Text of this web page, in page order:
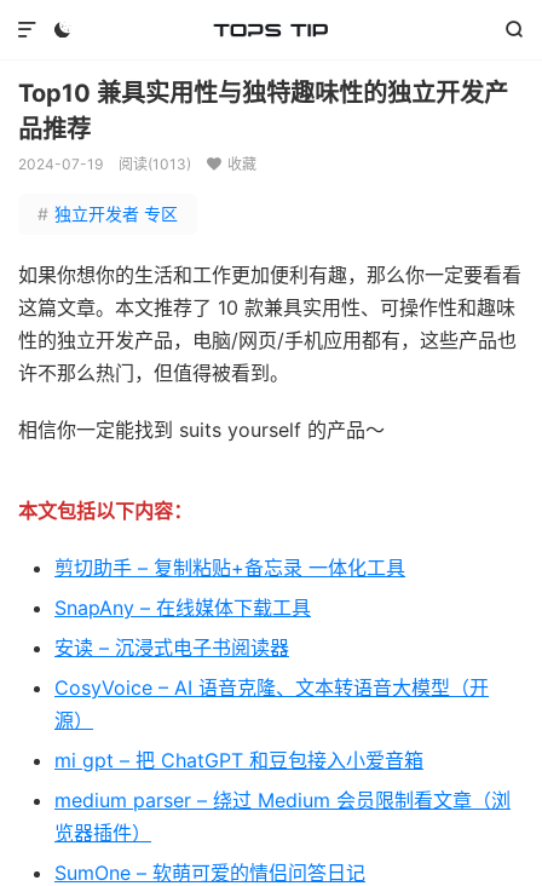
 

Top10 兼具实用性与独特趣味性的独立开发产
品推荐
2024-07-19 阅读(1013)  收藏
# 独立开发者 专区
如果你想你的生活和工作更加便利有趣，那么你一定要看看
这篇文章。本文推荐了 10 款兼具实用性、可操作性和趣味
性的独立开发产品，电脑/网页/手机应用都有，这些产品也
许不那么热门，但值得被看到。
相信你一定能找到 suits yourself 的产品～
本文包括以下内容：
剪切助手 – 复制粘贴+备忘录 一体化工具
SnapAny – 在线媒体下载工具
安读 – 沉浸式电子书阅读器
CosyVoice – AI 语音克隆、文本转语音大模型（开
源）
mi gpt – 把 ChatGPT 和豆包接入小爱音箱
medium parser – 绕过 Medium 会员限制看文章（浏
览器插件）
SumOne – 软萌可爱的情侣问答日记